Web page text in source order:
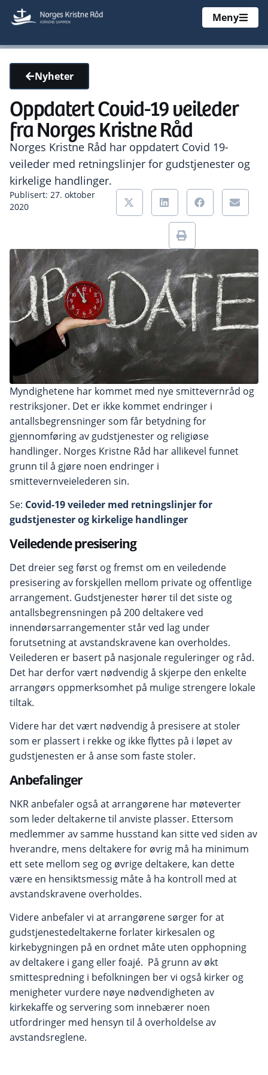
Meny
Nyheter
Oppdatert Covid-19 veileder
fra Norges Kristne Råd
Norges Kristne Råd har oppdatert Covid 19-
veileder med retningslinjer for gudstjenester og
kirkelige handlinger.
Publisert: 27. oktober
2020
Myndighetene har kommet med nye smittevernråd og
restriksjoner. Det er ikke kommet endringer i
antallsbegrensninger som får betydning for
gjennomføring av gudstjenester og religiøse
handlinger. Norges Kristne Råd har allikevel funnet
grunn til å gjøre noen endringer i
smittevernveielederen sin.
Se: Covid-19 veileder med retningslinjer for
gudstjenester og kirkelige handlinger
Veiledende presisering
Det dreier seg først og fremst om en veiledende
presisering av forskjellen mellom private og offentlige
arrangement. Gudstjenester hører til det siste og
antallsbegrensningen på 200 deltakere ved
innendørsarrangementer står ved lag under
forutsetning at avstandskravene kan overholdes.
Veilederen er basert på nasjonale reguleringer og råd.
Det har derfor vært nødvendig å skjerpe den enkelte
arrangørs oppmerksomhet på mulige strengere lokale
tiltak.
Videre har det vært nødvendig å presisere at stoler
som er plassert i rekke og ikke flyttes på i løpet av
gudstjenesten er å anse som faste stoler.
Anbefalinger
NKR anbefaler også at arrangørene har møteverter
som leder deltakerne til anviste plasser. Ettersom
medlemmer av samme husstand kan sitte ved siden av
hverandre, mens deltakere for øvrig må ha minimum
ett sete mellom seg og øvrige deltakere, kan dette
være en hensiktsmessig måte å ha kontroll med at
avstandskravene overholdes.
Videre anbefaler vi at arrangørene sørger for at
gudstjenestedeltakerne forlater kirkesalen og
kirkebygningen på en ordnet måte uten opphopning
av deltakere i gang eller foajé. På grunn av økt
smittespredning i befolkningen ber vi også kirker og
menigheter vurdere nøye nødvendigheten av
kirkekaffe og servering som innebærer noen
utfordringer med hensyn til å overholdelse av
avstandsreglene.